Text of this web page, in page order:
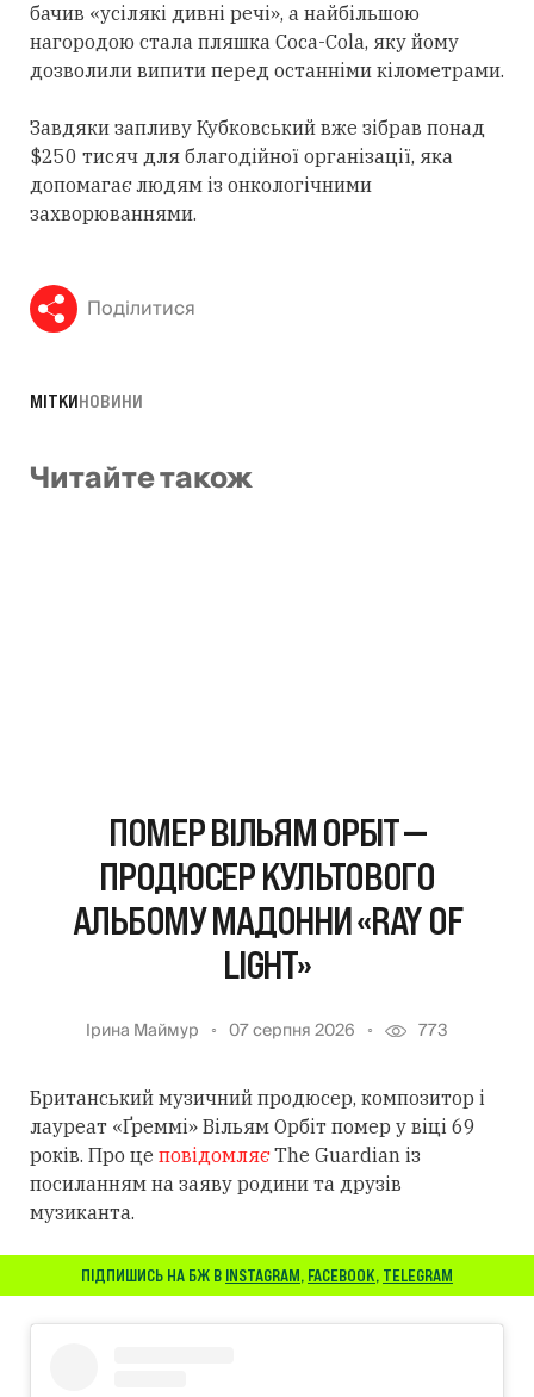
бачив «усілякі дивні речі», а найбільшою
нагородою стала пляшка Coca-Cola, яку йому
дозволили випити перед останніми кілометрами.
Завдяки запливу Кубковський вже зібрав понад
$250 тисяч для благодійної організації, яка
допомагає людям із онкологічними
захворюваннями.
Поділитися
МІТКИНОВИНИ
Читайте також
ПОМЕР ВІЛЬЯМ ОРБІТ —
ПРОДЮСЕР КУЛЬТОВОГО
АЛЬБОМУ МАДОННИ «RAY OF
LIGHT»
Ірина Маймур 07 серпня 2026 773
Британський музичний продюсер, композитор і
лауреат «Ґреммі» Вільям Орбіт помер у віці 69
років. Про це повідомляєThe Guardian із
посиланням на заяву родини та друзів
музиканта.
ПІДПИШИСЬ НА БЖ В INSTAGRAM, FACEBOOK, TELEGRAM